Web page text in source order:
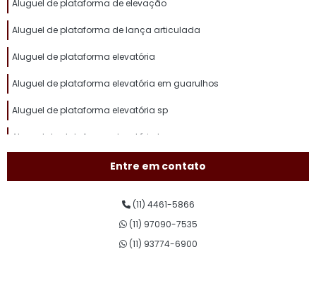
Aluguel de plataforma de elevação
Aluguel de plataforma de lança articulada
Aluguel de plataforma elevatória
Aluguel de plataforma elevatória em guarulhos
Aluguel de plataforma elevatória sp
Aluguel de plataforma elevatória tesoura
Aluguel de plataforma pantográfica
Aluguel plataforma tesoura
Assistência técnica de plataforma elevatória
Entre em contato
(11) 4461-5866
(11) 97090-7535
(11) 93774-6900